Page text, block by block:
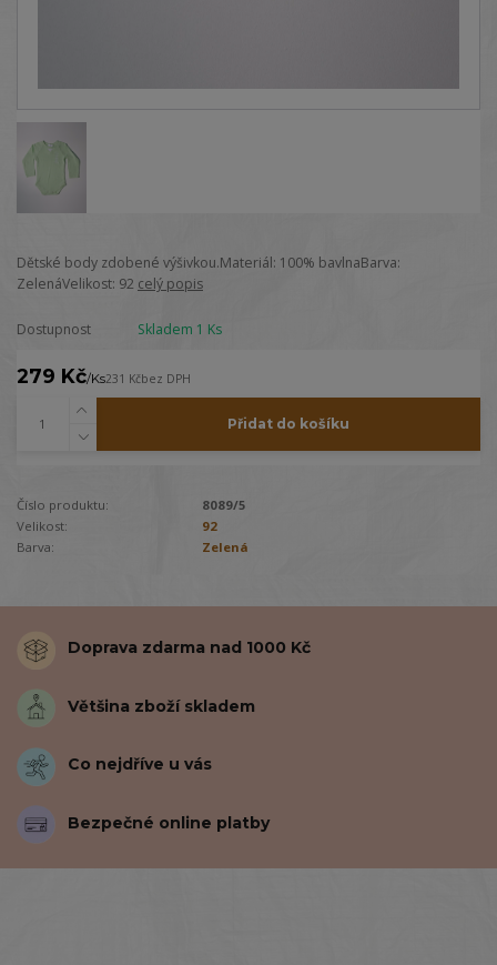
Dětské body zdobené výšivkou.Materiál: 100% bavlnaBarva:
ZelenáVelikost: 92 celý popis
Dostupnost Skladem 1 Ks
279 Kč/Ks231 Kčbez DPH
Přidat do košíku
Číslo produktu:
8089/5
Velikost:
92
Barva:
Zelená
Doprava zdarma nad 1000 Kč
Většina zboží skladem
Co nejdříve u vás
Bezpečné online platby